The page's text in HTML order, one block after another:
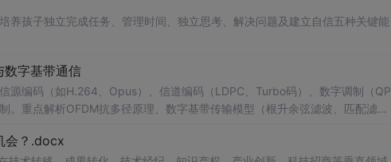
养孩子独立完成任务、管理时间、独立思考、解决问题及建立自信五种关键能
数字基带通信
源编码（如H.264、Opus）、信道编码（LDPC、Turbo码）、数字调制（QP
。重点解析OFDM抗多径原理、数字基带传输模型（根升余弦滤波、匹配滤
会？.docx